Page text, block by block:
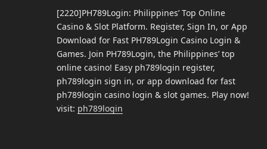
[2220]PH789Login: Philippines’ Top Online
Casino & Slot Platform. Register, Sign In, or App
Download for Fast PH789Login Casino Login &
Games. Join PH789Login, the Philippines’ top
online casino! Easy ph789login register,
ph789login sign in, or app download for fast
ph789login casino login & slot games. Play now!
visit: ph789login